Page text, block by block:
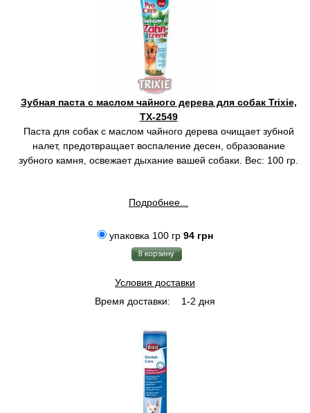
Зубная паста с маслом чайного дерева для собак Trixie,
TX-2549
Паста для собак с маслом чайного дерева очищает зубной
налет, предотвращает воспаление десен, образование
зубного камня, освежает дыхание вашей собаки. Вес: 100 гр.
Подробнее...
упаковка 100 гр 94 грн
Условия доставки
Время доставки:
1-2 дня